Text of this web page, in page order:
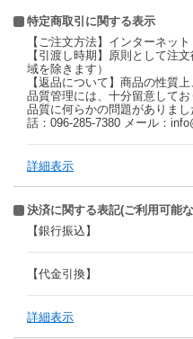
特定商取引に関する表示
【ご注文方法】インターネッ
【引渡し時期】原則として注
域を除きます）
【返品について】商品の性質
品質管理には、十分留意して
品質に何らかの問題がありま
話：096-285-7380 メール：
詳細表示
決済に関する表記(ご利用可能
【銀行振込】
【代金引換】
詳細表示